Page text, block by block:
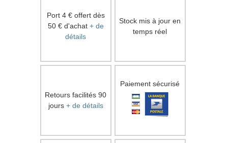
Port 4 € offert dès
50 € d'achat + de
détails
Stock mis à jour en
temps réel
Retours facilités 90
jours + de détails
Paiement sécurisé